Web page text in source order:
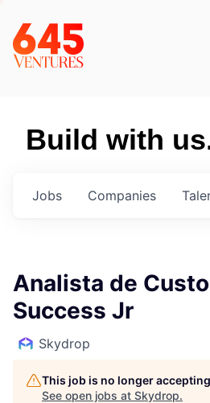
Build with
Jobs Companies
Analista de
Success Jr
Skydrop
This job is no longer
See open jobs at Skydrop.